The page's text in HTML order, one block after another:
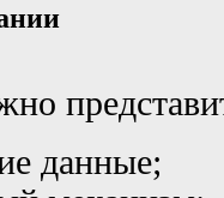
данные;